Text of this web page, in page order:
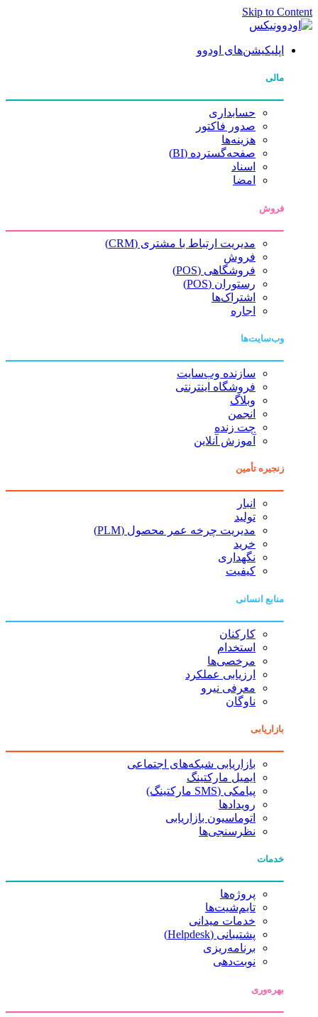
Skip to Content
اپلیکیشن‌های اودوو
مالی
حسابداری
صدور فاکتور
هزینه‌ها
صفحه‌گسترده (BI)
اسناد
امضا
فروش
مدیریت ارتباط با مشتری (CRM)
فروش
فروشگاهی (POS)
رستوران (POS)
اشتراک‌ها
اجاره
وب‌سایت‌ها
سازنده وب‌سایت
فروشگاه اینترنتی
وبلاگ
انجمن
چت زنده
آموزش آنلاین
زنجیره تأمین
انبار
تولید
مدیریت چرخه عمر محصول (PLM)
خرید
نگهداری
کیفیت
منابع انسانی
کارکنان
استخدام
مرخصی‌ها
ارزیابی عملکرد
معرفی نیرو
ناوگان
بازاریابی
بازاریابی شبکه‌های اجتماعی
ایمیل مارکتینگ
پیامکی (SMS مارکتینگ)
رویدادها
اتوماسیون بازاریابی
نظرسنجی‌ها
خدمات
پروژه‌ها
تایم‌شیت‌ها
خدمات میدانی
پشتیبانی (Helpdesk)
برنامه‌ریزی
نوبت‌دهی
بهره‌وری